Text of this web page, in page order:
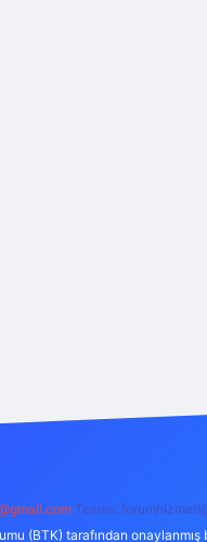
Teams:
(BTK) tarafından